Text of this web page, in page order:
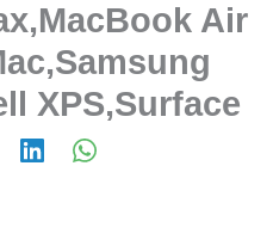
Air
XPS,Surface